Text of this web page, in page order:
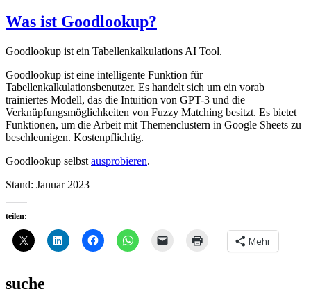
Was ist Goodlookup?
Goodlookup ist ein Tabellenkalkulations AI Tool.
Goodlookup ist eine intelligente Funktion für
Tabellenkalkulationsbenutzer. Es handelt sich um ein vorab
trainiertes Modell, das die Intuition von GPT-3 und die
Verknüpfungsmöglichkeiten von Fuzzy Matching besitzt. Es bietet
Funktionen, um die Arbeit mit Themenclustern in Google Sheets zu
beschleunigen. Kostenpflichtig.
Goodlookup selbst ausprobieren.
Stand: Januar 2023
teilen:
Mehr
suche